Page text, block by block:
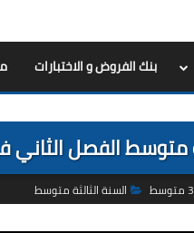
بنك الفروض و الاختبارات
متوسط الفصل
السنة الثالثة متوسط